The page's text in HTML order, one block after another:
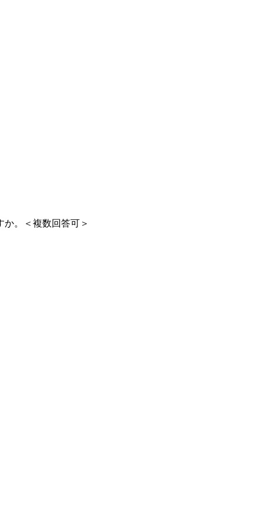
。＜複数回答可＞